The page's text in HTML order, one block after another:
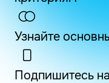
Узнайте
Подпишитесь